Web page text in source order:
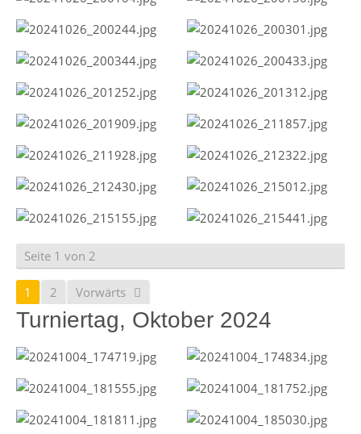
Seite 1 von 2
1 2 Vorwärts
Turniertag, Oktober 2024